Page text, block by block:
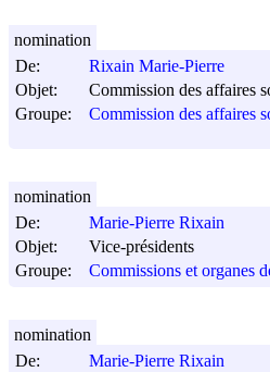
De:
Rixain Marie-Pierre
Objet:
Commission des affaires
Groupe:
Commission des affaires
nomination
De:
Marie-Pierre Rixain
Objet:
Vice-présidents
Groupe:
Commissions et organes
nomination
De:
Marie-Pierre Rixain
nomination